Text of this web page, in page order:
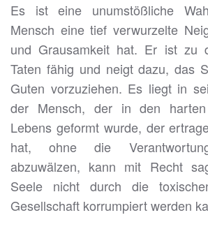
Es ist eine unumstößliche
Mensch eine tief verwurzelte
und Grausamkeit hat. Er ist zu
Taten fähig und neigt dazu, das
Guten vorzuziehen. Es liegt in
der Mensch, der in den
Lebens geformt wurde, der
hat, ohne die
abzuwälzen, kann mit Recht
Seele nicht durch die
Gesellschaft korrumpiert werden